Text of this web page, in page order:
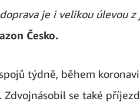
je i velikou úlevou z
Česko.
týdně, během
se také